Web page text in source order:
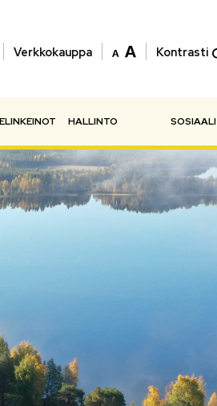
Verkkokauppa Kontrasti
HALLINTO